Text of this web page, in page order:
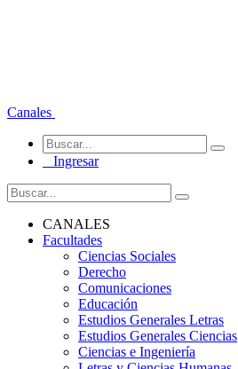
Canales
Ingresar
CANALES
Facultades
Ciencias Sociales
Derecho
Comunicaciones
Educación
Estudios Generales Letras
Estudios Generales Ciencias
Ciencias e Ingeniería